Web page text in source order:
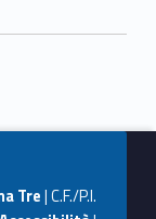
Tre| C.F./P.I.